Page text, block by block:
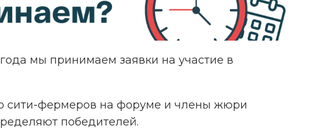
мы принимаем заявки на участие в
сити-фермеров на форуме и члены жюри
победителей.